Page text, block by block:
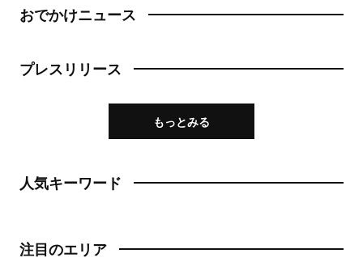
おでかけニュース
プレスリリース
もっとみる
人気キーワード
注目のエリア